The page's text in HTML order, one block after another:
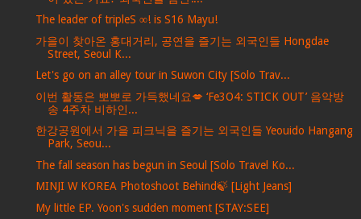
The leader of tripleS ∞! is S16 Mayu!
가을이 찾아온 홍대거리, 공연을 즐기는 외국인들 Hongdae
Street, Seoul K...
Let's go on an alley tour in Suwon City [Solo Trav...
이번 활동은 뽀뽀로 가득했네요💋 ‘Fe3O4: STICK OUT’ 음악방
송 4주차 비하인...
한강공원에서 가을 피크닉을 즐기는 외국인들 Yeouido Hangang
Park, Seou...
The fall season has begun in Seoul [Solo Travel Ko...
MINJI W KOREA Photoshoot Behind🍃 [Light Jeans]
My little EP. Yoon's sudden moment [STAY:SEE]